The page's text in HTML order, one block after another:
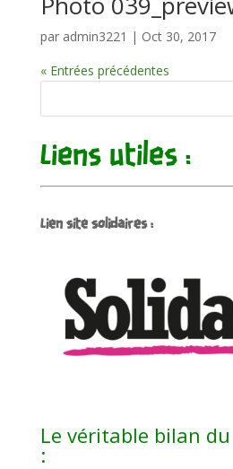
par admin3221 | Oct 30, 2017
« Entrées précédentes
Liens utiles :
Lien site solidaires :
Le véritable bilan du
: